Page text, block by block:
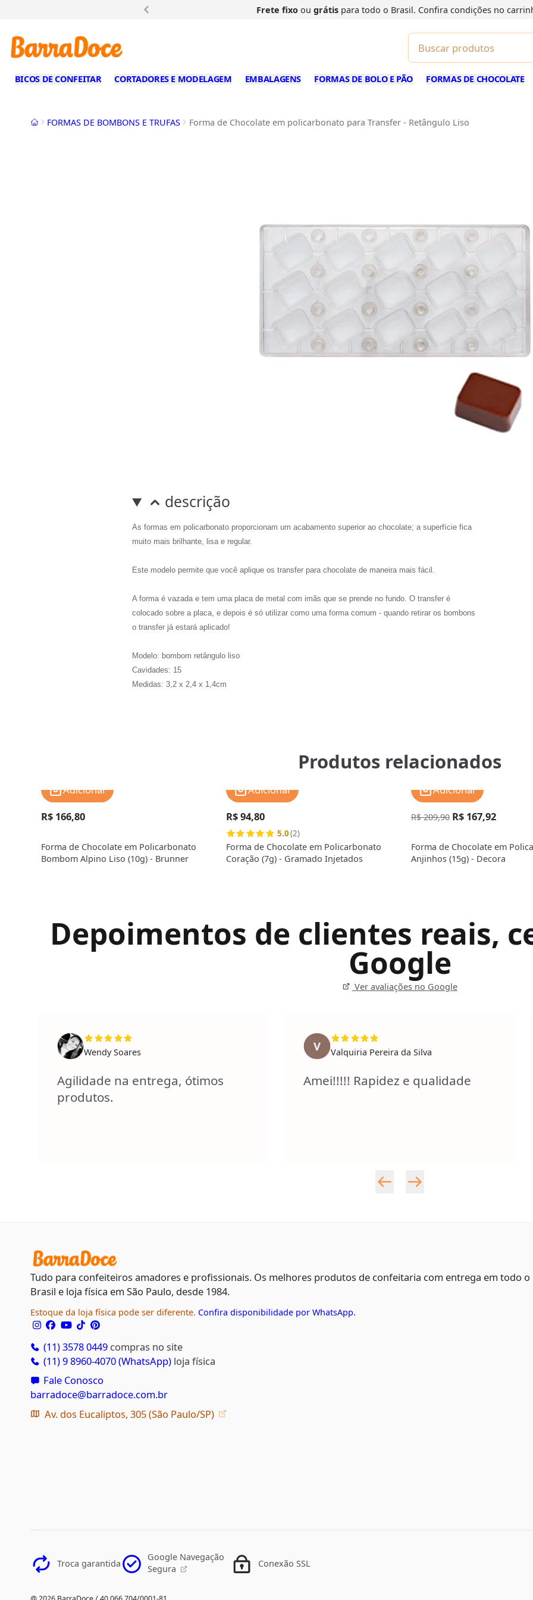
Frete fixoou grátispara todo o Brasil. Confira condições no
BICOS DE CONFEITAR CORTADORES E MODELAGEM EMBALAGENS FORMAS DE BOLO E PÃO FORMAS DE CHOCOLATE
InícioFORMAS DE BOMBONS E TRUFAS Forma de Chocolate em policarbonato para Transfer - Retângulo Liso
descrição
As formas em policarbonato proporcionam um acabamento superior ao chocolate; a superfície fica
muito mais brilhante, lisa e regular.
Este modelo permite que você aplique os transfer para chocolate de maneira mais fácil.
A forma é vazada e tem uma placa de metal com imãs que se prende no fundo. O transfer é
colocado sobre a placa, e depois é só utilizar como uma forma comum - quando retirar os bombons
o transfer já estará aplicado!
Modelo: bombom retângulo liso
Cavidades: 15
Medidas: 3,2 x 2,4 x 1,4cm
Produtos relacionados
R$ 166,80
Forma de Chocolate em Policarbonato
Bombom Alpino Liso (10g) - Brunner
Adicionar
R$ 94,80
5.0(2)
Forma de Chocolate em Policarbonato
Coração (7g) - Gramado Injetados
Adicionar
R$ 209,90 R$ 167,92
Forma de Chocolate em
Anjinhos (15g) - Decora
Adicionar
Depoimentos de clientes reais,
Google
Ver avaliações no Google
Wendy Soares
Agilidade na entrega, ótimos
produtos.
Valquiria Pereira da Silva
Amei!!!!! Rapidez e qualidade
Tudo para confeiteiros amadores e profissionais. Os melhores produtos de confeitaria com entrega em todo o
Brasil e loja física em São Paulo, desde 1984.
Estoque da loja física pode ser diferente. Confira disponibilidade por WhatsApp.
(11) 3578 0449 compras no site
(11) 9 8960-4070 (WhatsApp) loja física
Fale Conosco
barradoce@barradoce.com.br
Av. dos Eucaliptos, 305 (São Paulo/SP)
Troca garantida
Google Navegação
Segura
Conexão SSL